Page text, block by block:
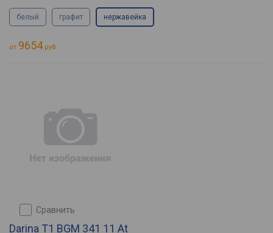
белый графит нержавейка
от 9654руб.
сравнить
Darina T1 BGM 341 11 At